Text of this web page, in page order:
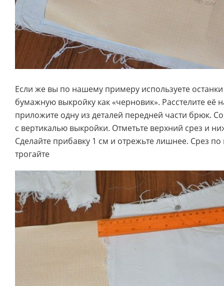
Если же вы по нашему примеру используете
бумажную выкройку как «черновик». Расстелите её
приложите одну из деталей передней части брюк.
с вертикалью выкройки. Отметьте верхний срез и
Сделайте прибавку 1 см и отрежьте лишнее. Срез по
трогайте